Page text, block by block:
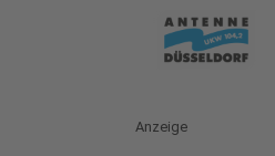
Anzeige